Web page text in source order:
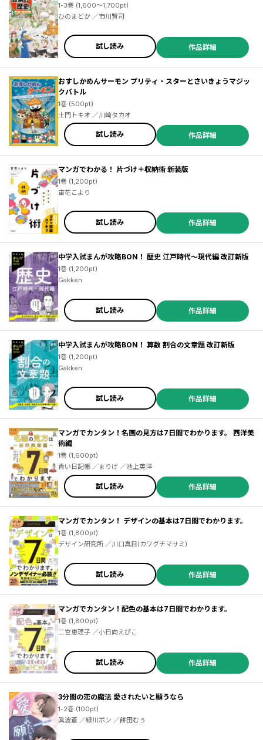
1-3巻 (1,600～1,700pt)
ひのまどか ／市川賢司
試し読み 作品詳細
おすしかめんサーモン プリティ・スターとさいきょうマジッ
クバトル
1巻 (500pt)
土門トキオ ／川崎タカオ
試し読み 作品詳細
マンガでわかる！ 片づけ＋収納術 新装版
1巻 (1,200pt)
宙花こより
試し読み 作品詳細
中学入試まんが攻略BON！ 歴史 江戸時代～現代編 改訂新版
1巻 (1,200pt)
Gakken
試し読み 作品詳細
中学入試まんが攻略BON！ 算数 割合の文章題 改訂新版
1巻 (1,200pt)
Gakken
試し読み 作品詳細
マンガでカンタン！名画の見方は7日間でわかります。 西洋美
術編
1巻 (1,600pt)
青い日記帳 ／まりげ ／池上英洋
試し読み 作品詳細
マンガでカンタン！ デザインの基本は7日間でわかります。
1巻 (1,800pt)
デザイン研究所 ／川口真目(カワグチマサミ)
試し読み 作品詳細
マンガでカンタン！配色の基本は7日間でわかります。
1巻 (1,800pt)
二宮恵理子 ／小日向えぴこ
試し読み 作品詳細
3分間の恋の魔法 愛されたいと願うなら
1-2巻 (100pt)
眞波蒼 ／緑川ボン ／餅田むぅ